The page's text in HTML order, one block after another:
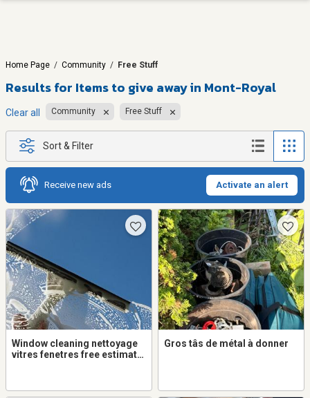
Home Page / Community / Free Stuff
Results for Items to give away in Mont-Royal
Clear all Community Free Stuff
Sort & Filter
Receive new ads Activate an alert
Window cleaning nettoyage
vitres fenetres free estimate
Gros tâs de métal à donner